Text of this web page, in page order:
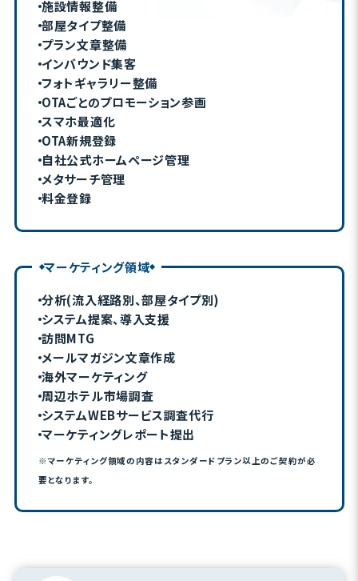
施設情報整備
部屋タイプ整備
プラン文章整備
インバウンド集客
フォトギャラリー整備
OTAごとのプロモーション参画
スマホ最適化
OTA新規登録
自社公式ホームページ管理
メタサーチ管理
料金登録
マーケティング領域
分析(流入経路別、部屋タイプ別)
システム提案、導入支援
訪問MTG
メールマガジン文章作成
海外マーケティング
周辺ホテル市場調査
システムWEBサービス調査代行
マーケティングレポート提出
※マーケティング領域の内容はスタンダードプラン以上のご契約が必
要となります。